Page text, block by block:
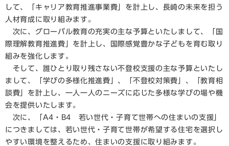
して、「キャリア教育推進事業費」を計上し、長崎の未来を担う
人材育成に取り組みます。
次に、グローバル教育の充実の主な予算といたしまして、「国
際理解教育推進費」を計上し、国際感覚豊かな子どもを育む取り
組みを強化します。
そして、誰ひとり取り残さない不登校支援の主な予算といたし
まして、「学びの多様化推進費」、「不登校対策費」、「教育相
談費」を計上し、一人一人のニーズに応じた多様な学びの場や機
会を提供いたします。
次に、「A4・B4 若い世代・子育て世帯への住まいの支援」
につきましては、若い世代・子育て世帯が希望する住宅を選択し
やすい環境を整えるため、住まいの支援に取り組みます。